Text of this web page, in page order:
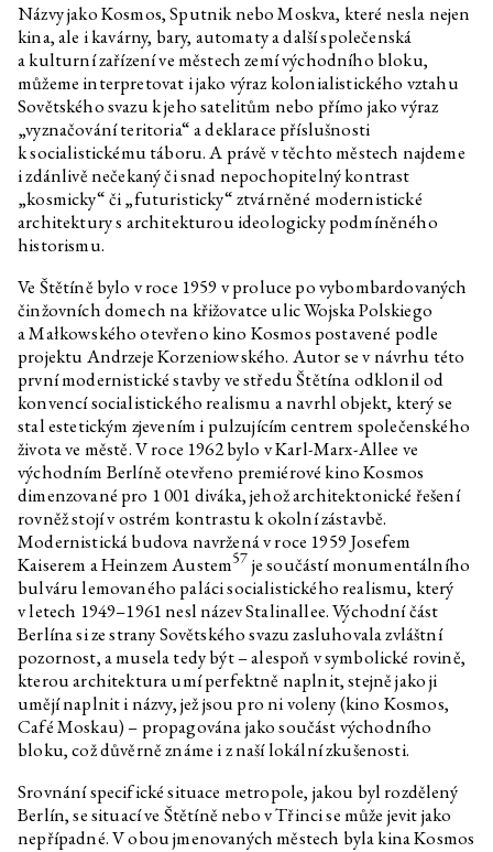
Názvy jako Kosmos, Sputnik nebo Moskva, které nesla nejen
kina, ale i kavárny, bary, automaty a další společenská
a kulturní zařízení ve městech zemí východního bloku,
můžeme interpretovat i jako výraz kolonialistického vztahu
Sovětského svazu k jeho satelitům nebo přímo jako výraz
„vyznačování teritoria“ a deklarace příslušnosti
k socialistickému táboru. A právě v těchto městech najdeme
i zdánlivě nečekaný či snad nepochopitelný kontrast
„kosmicky“ či „futuristicky“ ztvárněné modernistické
architektury s architekturou ideologicky podmíněného
historismu.
Ve Štětíně bylo v roce 1959 v proluce po vybombardovaných
činžovních domech na křižovatce ulic Wojska Polskiego
a Małkowského otevřeno kino Kosmos postavené podle
projektu Andrzeje Korzeniowského. Autor se v návrhu této
první modernistické stavby ve středu Štětína odklonil od
konvencí socialistického realismu a navrhl objekt, který se
stal estetickým zjevením i pulzujícím centrem společenského
života ve městě. V roce 1962 bylo v Karl-Marx-Allee ve
východním Berlíně otevřeno premiérové kino Kosmos
dimenzované pro 1 001 diváka, jehož architektonické řešení
rovněž stojí v ostrém kontrastu k okolní zástavbě.
Modernistická budova navržená v roce 1959 Josefem
Kaiserem a Heinzem Austem57 je součástí monumentálního
bulváru lemovaného paláci socialistického realismu, který
v letech 1949–1961 nesl název Stalinallee. Východní část
Berlína si ze strany Sovětského svazu zasluhovala zvláštní
pozornost, a musela tedy být – alespoň v symbolické rovině,
kterou architektura umí perfektně naplnit, stejně jako ji
umějí naplnit i názvy, jež jsou pro ni voleny (kino Kosmos,
Café Moskau) – propagována jako součást východního
bloku, což důvěrně známe i z naší lokální zkušenosti.
Srovnání specifické situace metropole, jakou byl rozdělený
Berlín, se situací ve Štětíně nebo v Třinci se může jevit jako
nepřípadné. V obou jmenovaných městech byla kina Kosmos